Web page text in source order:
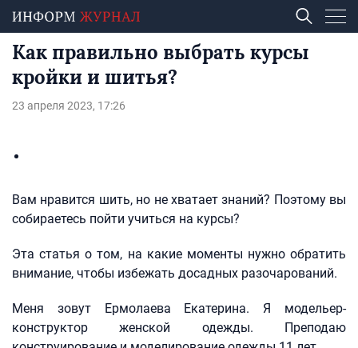
Как правильно выбрать курсы
кройки и шитья?
23 апреля 2023, 17:26
Вам нравится шить, но не хватает знаний? Поэтому вы
собираетесь пойти учиться на курсы?
Эта статья о том, на какие моменты нужно обратить
внимание, чтобы избежать досадных разочарований.
Меня зовут Ермолаева Екатерина. Я модельер-
конструктор женской одежды. Преподаю